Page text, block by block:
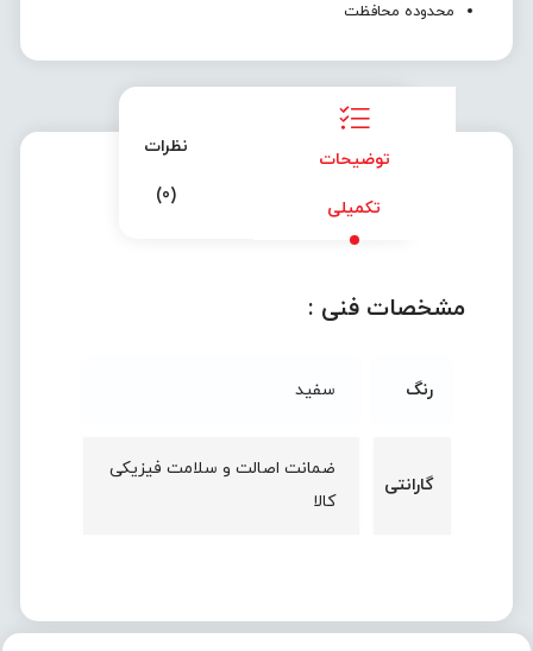
محدوده محافظت
توضیحات
تکمیلی
نظرات
(0)
مشخصات فنی :
رنگ سفید
گارانتی
ضمانت اصالت و سلامت فیزیکی
کالا